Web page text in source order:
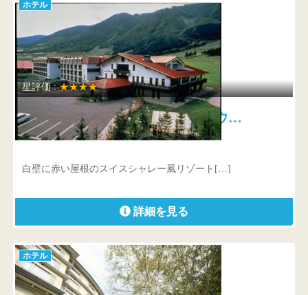
ホテル
星評価 :★★★★
リゾートパーク ホテルオニコウ…
宮城県 大崎市鳴子温泉鬼首字大清水26-29
白壁に赤い屋根のスイスシャレー風リゾート[…]
詳細を見る
ホテル